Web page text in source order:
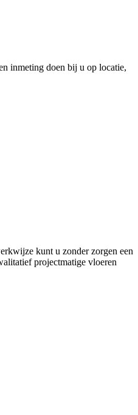
inmeting doen bij u op locatie,
kunt u zonder zorgen een
projectmatige vloeren